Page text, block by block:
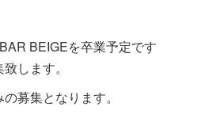
BEIGEを卒業予定です
します。
募集となります。